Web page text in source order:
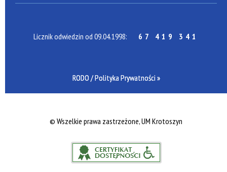
Licznik odwiedzin od 09.04.1998: 67 419 341
RODO / Polityka Prywatności »
© Wszelkie prawa zastrzeżone, UM Krotoszyn